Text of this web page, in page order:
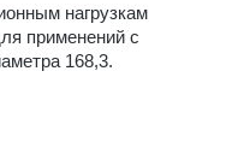
нагрузкам
применений с
168,3.